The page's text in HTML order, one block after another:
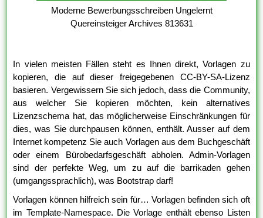
Moderne Bewerbungsschreiben Ungelernt
Quereinsteiger Archives 813631
In vielen meisten Fällen steht es Ihnen direkt, Vorlagen zu
kopieren, die auf dieser freigegebenen CC-BY-SA-Lizenz
basieren. Vergewissern Sie sich jedoch, dass die Community,
aus welcher Sie kopieren möchten, kein alternatives
Lizenzschema hat, das möglicherweise Einschränkungen für
dies, was Sie durchpausen können, enthält. Ausser auf dem
Internet kompetenz Sie auch Vorlagen aus dem Buchgeschäft
oder einem Bürobedarfsgeschäft abholen. Admin-Vorlagen
sind der perfekte Weg, um zu auf die barrikaden gehen
(umgangssprachlich), was Bootstrap darf!
Vorlagen können hilfreich sein für… Vorlagen befinden sich oft
im Template-Namespace. Die Vorlage enthält ebenso Listen